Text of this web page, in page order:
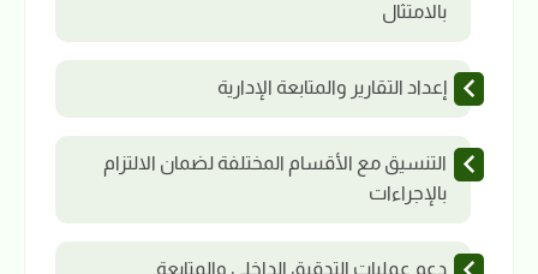
بالامتثال
إعداد التقارير والمتابعة الإدارية
التنسيق مع الأقسام المختلفة لضمان الالتزام
بالإجراءات
دعم عمليات التدقيق الداخلي والمتابعة